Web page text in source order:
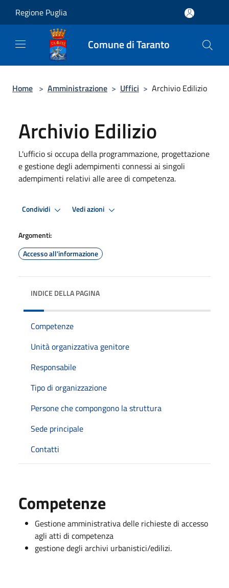
Regione Puglia
Comune di Taranto
Home > Amministrazione > Uffici > Archivio Edilizio
Archivio Edilizio
L'ufficio si occupa della programmazione, progettazione
e gestione degli adempimenti connessi ai singoli
adempimenti relativi alle aree di competenza.
Condividi Vedi azioni
Argomenti:
Accesso all'informazione
INDICE DELLA PAGINA
Competenze
Unità organizzativa genitore
Responsabile
Tipo di organizzazione
Persone che compongono la struttura
Sede principale
Contatti
Competenze
Gestione amministrativa delle richieste di accesso
agli atti di competenza
gestione degli archivi urbanistici/edilizi.